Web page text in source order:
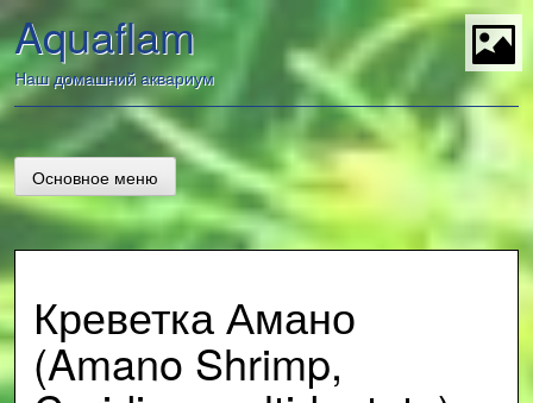
Перейти
к
содержанию
Aquaflam
Наш домашний аквариум
Основное меню
Креветка Амано
(Amano Shrimp,